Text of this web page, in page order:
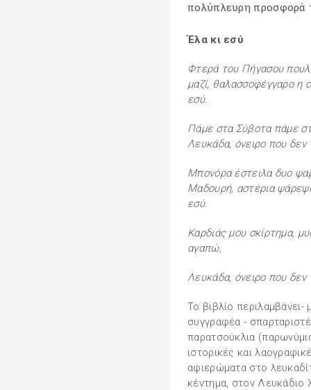
πολύπλευρη προσφορά
Έλα κι εσύ
Φτερά του Πήγασου
μαζί, θαλασσοφέγγαρο η
εσύ.
Πάμε στα Σύβοτα πάμε
Λευκάδα, όνειρο που δεν
Μπονόρα έστειλα δυο
Μαδουρή, αστέρια
εσύ.
Καρδιάς μου σκίρτημα,
αγαπώ,
Λευκάδα, όνειρο που δεν
Το βιβλίο
συγγραφέα -
παρατσούκλια
ιστορικές και
αφιερώματα στο
κέντημα, στον Λευκάδιο